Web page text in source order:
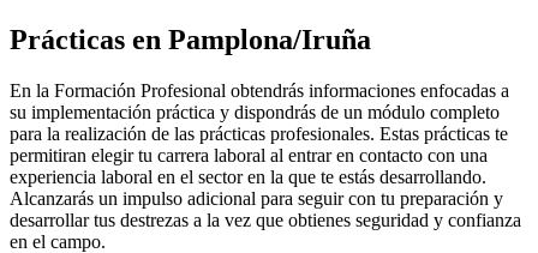
Prácticas en Pamplona/Iruña
En la Formación Profesional obtendrás informaciones enfocadas a
su implementación práctica y dispondrás de un módulo completo
para la realización de las prácticas profesionales. Estas prácticas te
permitiran elegir tu carrera laboral al entrar en contacto con una
experiencia laboral en el sector en la que te estás desarrollando.
Alcanzarás un impulso adicional para seguir con tu preparación y
desarrollar tus destrezas a la vez que obtienes seguridad y confianza
en el campo.